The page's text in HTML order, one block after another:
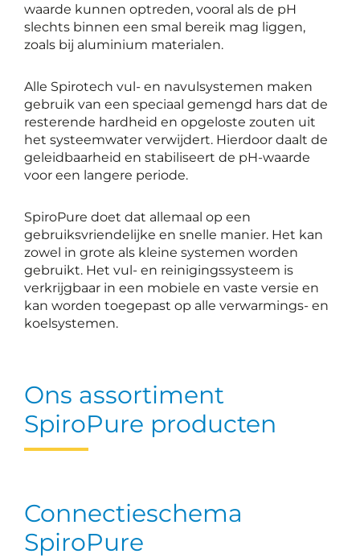
waarde kunnen optreden, vooral als de pH
slechts binnen een smal bereik mag liggen,
zoals bij aluminium materialen.
Alle Spirotech vul- en navulsystemen maken
gebruik van een speciaal gemengd hars dat de
resterende hardheid en opgeloste zouten uit
het systeemwater verwijdert. Hierdoor daalt de
geleidbaarheid en stabiliseert de pH-waarde
voor een langere periode.
SpiroPure doet dat allemaal op een
gebruiksvriendelijke en snelle manier. Het kan
zowel in grote als kleine systemen worden
gebruikt. Het vul- en reinigingssysteem is
verkrijgbaar in een mobiele en vaste versie en
kan worden toegepast op alle verwarmings- en
koelsystemen.
Ons assortiment
SpiroPure producten
Connectieschema
SpiroPure